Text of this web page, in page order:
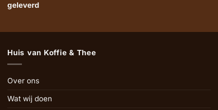
geleverd
Huis van Koffie & Thee
Over ons
Wat wij doen